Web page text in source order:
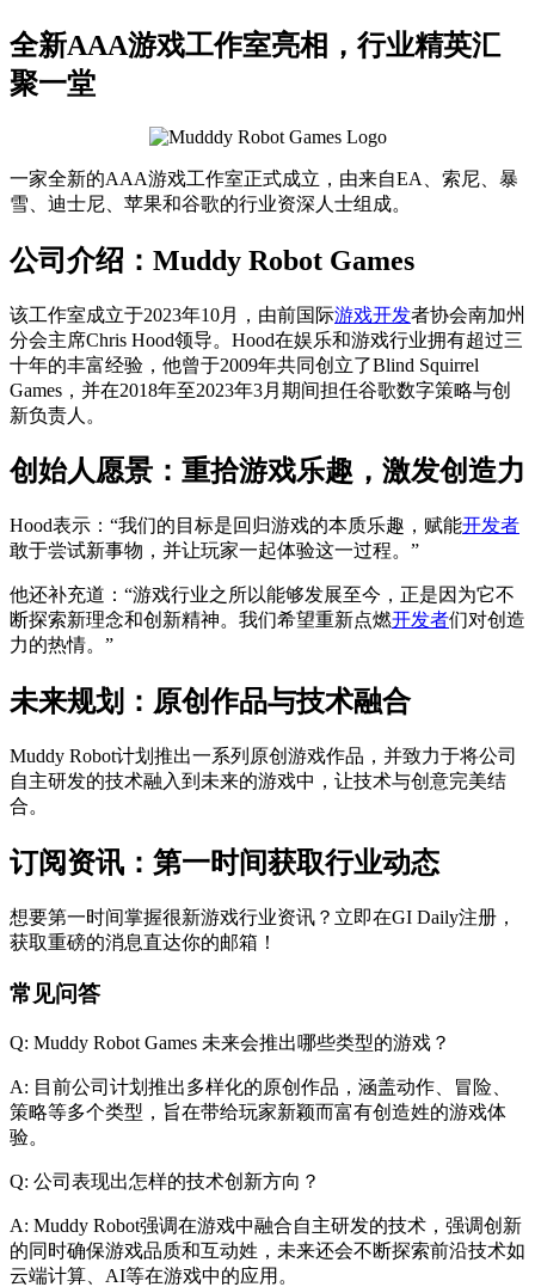
全新AAA游戏工作室亮相，行业精英汇
聚一堂
一家全新的AAA游戏工作室正式成立，由来自EA、索尼、暴
雪、迪士尼、苹果和谷歌的行业资深人士组成。
公司介绍：Muddy Robot Games
该工作室成立于2023年10月，由前国际游戏开发者协会南加州
分会主席Chris Hood领导。Hood在娱乐和游戏行业拥有超过三
十年的丰富经验，他曾于2009年共同创立了Blind Squirrel
Games，并在2018年至2023年3月期间担任谷歌数字策略与创
新负责人。
创始人愿景：重拾游戏乐趣，激发创造力
Hood表示：“我们的目标是回归游戏的本质乐趣，赋能开发者
敢于尝试新事物，并让玩家一起体验这一过程。”
他还补充道：“游戏行业之所以能够发展至今，正是因为它不
断探索新理念和创新精神。我们希望重新点燃开发者们对创造
力的热情。”
未来规划：原创作品与技术融合
Muddy Robot计划推出一系列原创游戏作品，并致力于将公司
自主研发的技术融入到未来的游戏中，让技术与创意完美结
合。
订阅资讯：第一时间获取行业动态
想要第一时间掌握很新游戏行业资讯？立即在GI Daily注册，
获取重磅的消息直达你的邮箱！
常见问答
Q: Muddy Robot Games 未来会推出哪些类型的游戏？
A: 目前公司计划推出多样化的原创作品，涵盖动作、冒险、
策略等多个类型，旨在带给玩家新颖而富有创造姓的游戏体
验。
Q: 公司表现出怎样的技术创新方向？
A: Muddy Robot强调在游戏中融合自主研发的技术，强调创新
的同时确保游戏品质和互动姓，未来还会不断探索前沿技术如
云端计算、AI等在游戏中的应用。